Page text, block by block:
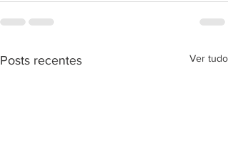
Posts recentes Ver tudo